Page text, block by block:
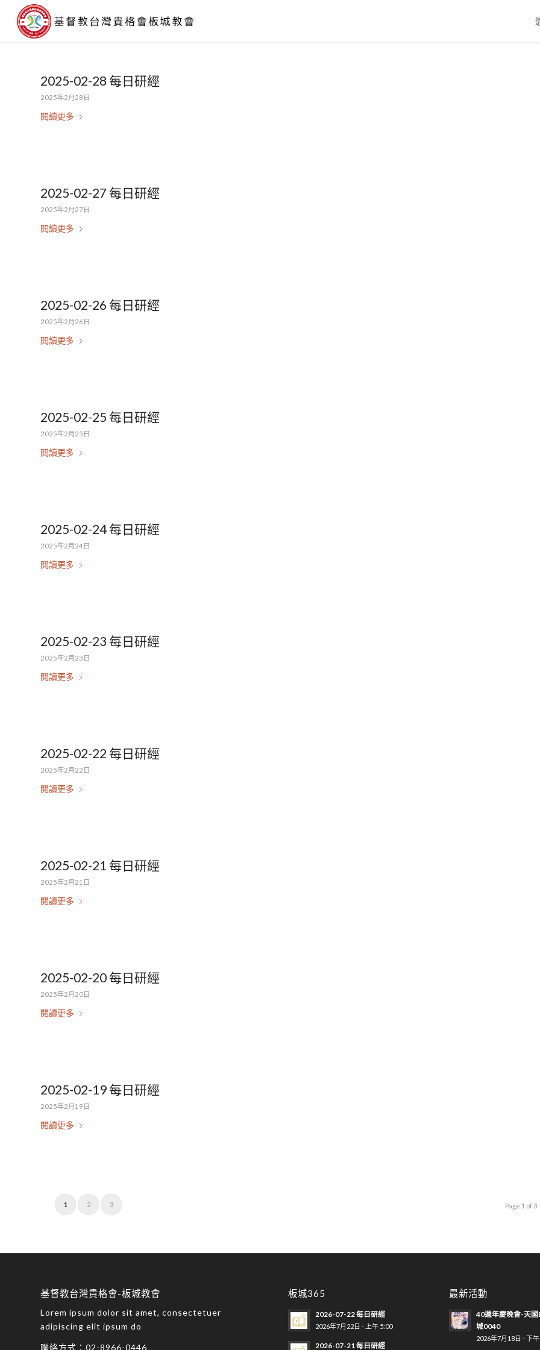
2025-02-28 每日研經
2025年2月28日
閱讀更多
2025-02-27 每日研經
2025年2月27日
閱讀更多
2025-02-26 每日研經
2025年2月26日
閱讀更多
2025-02-25 每日研經
2025年2月25日
閱讀更多
2025-02-24 每日研經
2025年2月24日
閱讀更多
2025-02-23 每日研經
2025年2月23日
閱讀更多
2025-02-22 每日研經
2025年2月22日
閱讀更多
2025-02-21 每日研經
2025年2月21日
閱讀更多
2025-02-20 每日研經
2025年2月20日
閱讀更多
2025-02-19 每日研經
2025年2月19日
閱讀更多
Page 1 of 3
1 2 3
基督教台灣貴格會-板城教會
Lorem ipsum dolor sit amet, consectetuer
adipiscing elit ipsum do
聯絡方式： 02-8966-0446
板城365
2026-07-22 每日研經
2026年7月22日 - 上午 5:00
2026-07-21 每日研經
最新活動
40週年慶晚會-天國
城0040
2026年7月18日 - 下